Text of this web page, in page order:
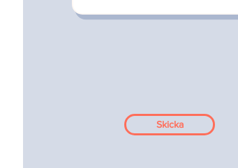
Skicka